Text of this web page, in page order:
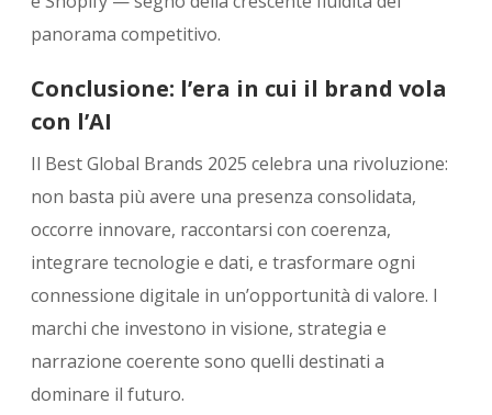
panorama competitivo.
Conclusione: l’era in cui il brand vola
con l’AI
Il Best Global Brands 2025 celebra una rivoluzione:
non basta più avere una presenza consolidata,
occorre innovare, raccontarsi con coerenza,
integrare tecnologie e dati, e trasformare ogni
connessione digitale in un’opportunità di valore. I
marchi che investono in visione, strategia e
narrazione coerente sono quelli destinati a
dominare il futuro.